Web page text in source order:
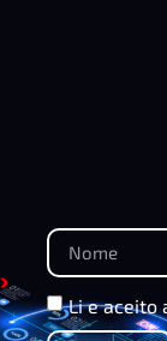
Li e aceito